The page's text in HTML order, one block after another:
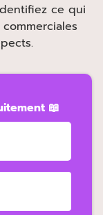
ce qui
📖